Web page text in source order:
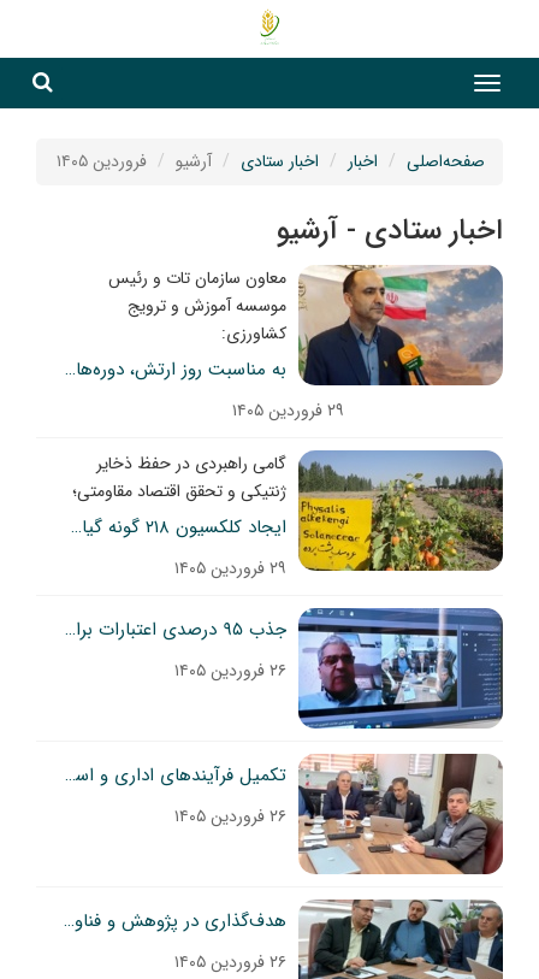
صفحه‌اصلی اخبار اخبار ستادی آرشیو فروردین ۱۴۰۵
اخبار ستادی - آرشیو
معاون سازمان تات و رئیس
موسسه آموزش و ترویج
کشاورزی:
به مناسبت روز ارتش، دوره‌های مهارت‌آموزی کشاورزی ویژه کارکنان وظیفه نیروهای مسلح با گستره‌ای ملی اجرا شد
۲۹ فروردین ۱۴۰۵
گامی راهبردی در حفظ ذخایر
ژنتیکی و تحقق اقتصاد مقاومتی؛
ایجاد کلکسیون ۲۱۸ گونه گیاهی اندمیک شمال غرب در استان اردبیل
۲۹ فروردین ۱۴۰۵
جذب ۹۵ درصدی اعتبارات برای موسسات و مراکز
۲۶ فروردین ۱۴۰۵
تکمیل فرآیندهای اداری و استخدامی و رفاهی، در اولویت برنامه‌های حوزه توسعه مدیریت و منابع سازمان تات
۲۶ فروردین ۱۴۰۵
هدف‌گذاری در پژوهش و فناوری، لازمه عبور از محدودیت‌ها و دستیابی به خودکفایی است
۲۶ فروردین ۱۴۰۵